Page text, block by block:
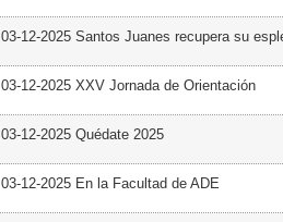
03-12-2025 Santos Juanes recupera su
03-12-2025 XXV Jornada de Orientación
03-12-2025 Quédate 2025
03-12-2025 En la Facultad de ADE